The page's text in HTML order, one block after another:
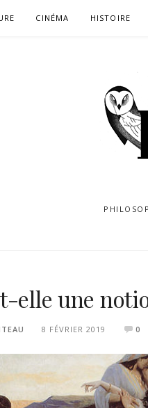
CINÉMA HISTOIRE
elle une
8 FÉVRIER 2019 0